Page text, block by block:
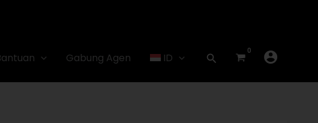
Gabung Agen ID